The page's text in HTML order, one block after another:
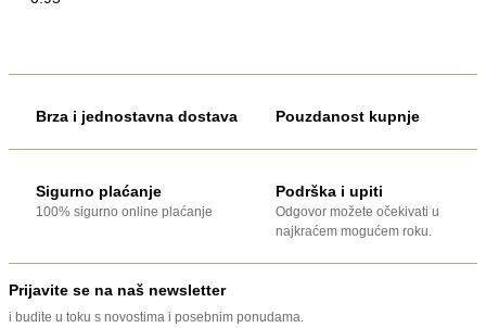
Brza i jednostavna dostava Pouzdanost kupnje
Sigurno plaćanje
100% sigurno online plaćanje
Podrška i upiti
Odgovor možete očekivati u
najkraćem mogućem roku.
Prijavite se na naš newsletter
i budite u toku s novostima i posebnim ponudama.